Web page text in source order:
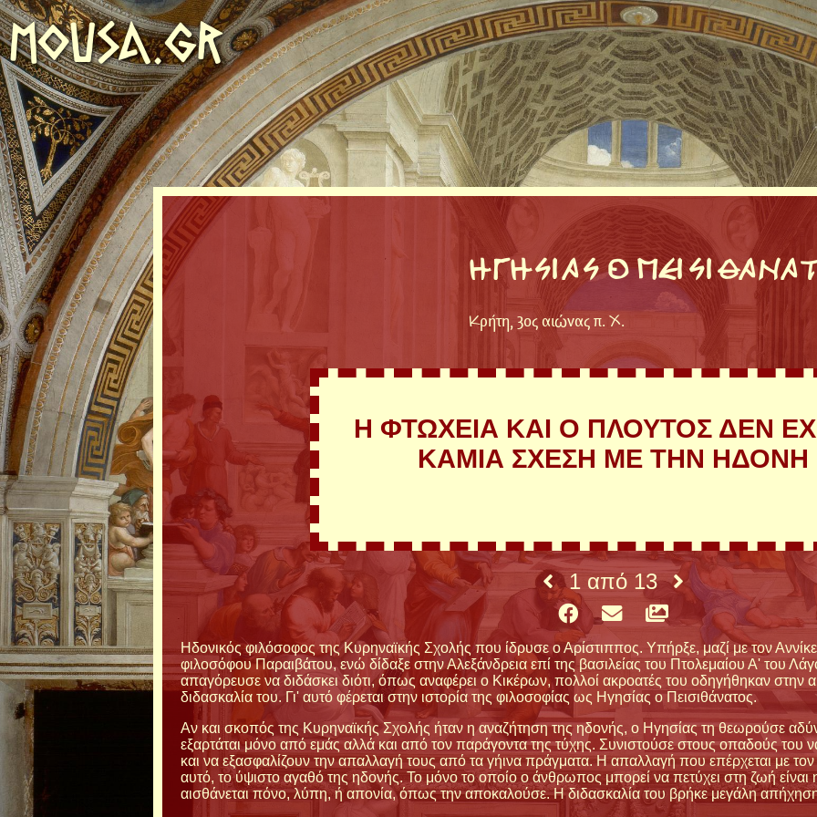
MOUSA.GR
ΗΓΗΣΙΑΣ Ο
Κρήτη, 3ος αιώνας π. Χ.
Η ΦΤΩΧΕΙΑ ΚΑΙ Ο ΠΛΟΥΤΟΣ ΔΕΝ
ΚΑΜΙΑ ΣΧΕΣΗ ΜΕ ΤΗΝ ΗΔΟΝΗ
1από 13
Ηδονικός φιλόσοφος της Κυρηναϊκής Σχολής που ίδρυσε ο Αρίστιππος. Υπήρξε, μαζί με τον
φιλοσόφου Παραιβάτου, ενώ δίδαξε στην Αλεξάνδρεια επί της βασιλείας του Πτολεμαίου Α' του
απαγόρευσε να διδάσκει διότι, όπως αναφέρει ο Κικέρων, πολλοί ακροατές του οδηγήθηκαν στην
διδασκαλία του. Γι' αυτό φέρεται στην ιστορία της φιλοσοφίας ως Ηγησίας ο Πεισιθάνατος.
Αν και σκοπός της Κυρηναϊκής Σχολής ήταν η αναζήτηση της ηδονής, ο Ηγησίας τη θεωρούσε
εξαρτάται μόνο από εμάς αλλά και από τον παράγοντα της τύχης. Συνιστούσε στους οπαδούς του
και να εξασφαλίζουν την απαλλαγή τους από τα γήινα πράγματα. Η απαλλαγή που επέρχεται με τον
αυτό, το ύψιστο αγαθό της ηδονής. Το μόνο το οποίο ο άνθρωπος μπορεί να πετύχει στη ζωή
αισθάνεται πόνο, λύπη, ή απονία, όπως την αποκαλούσε. Η διδασκαλία του βρήκε μεγάλη